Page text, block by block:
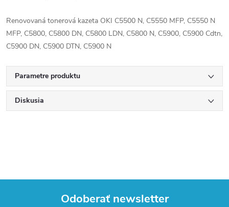
Renovovaná tonerová kazeta OKI C5500 N, C5550 MFP, C5550 N
MFP, C5800, C5800 DN, C5800 LDN, C5800 N, C5900, C5900 Cdtn,
C5900 DN, C5900 DTN, C5900 N
Parametre produktu
Diskusia
Odoberať newsletter